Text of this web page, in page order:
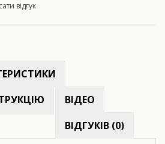
відгук
ВІДЕО
ВІДГУКІВ (0)